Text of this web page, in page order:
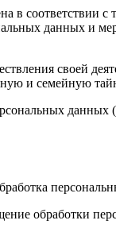
в
данных
своей
и семейную
обработки